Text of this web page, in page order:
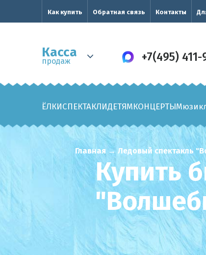
Как купить Обратная связь Контакты
Касса
продаж +7(495) 411-
ЁЛКИСПЕКТАКЛИДЕТЯМКОНЦЕРТЫ
Главная → Ледовый спектакль
Купить